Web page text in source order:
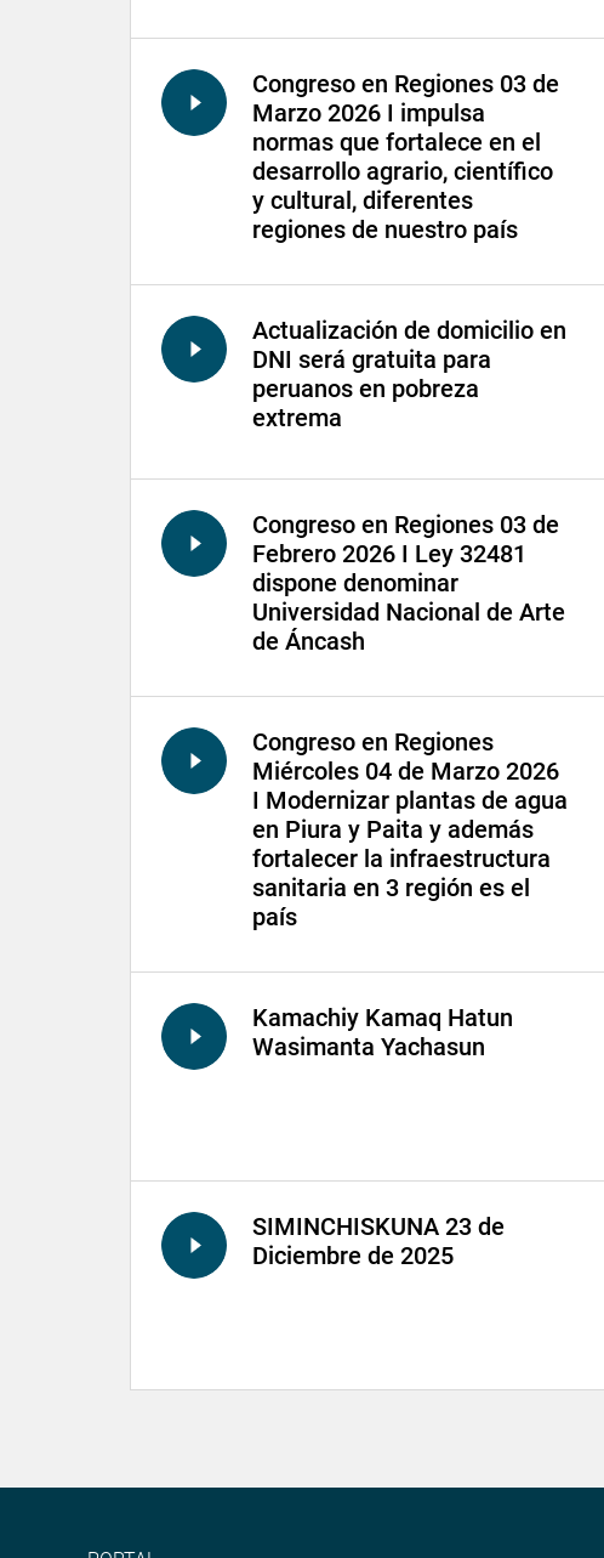
Congreso en Regiones 03 de
Marzo 2026 I impulsa
normas que fortalece en el
desarrollo agrario, científico
y cultural, diferentes
regiones de nuestro país
Actualización de domicilio en
DNI será gratuita para
peruanos en pobreza
extrema
Congreso en Regiones 03 de
Febrero 2026 I Ley 32481
dispone denominar
Universidad Nacional de Arte
de Áncash
Congreso en Regiones
Miércoles 04 de Marzo 2026
I Modernizar plantas de agua
en Piura y Paita y además
fortalecer la infraestructura
sanitaria en 3 región es el
país
Kamachiy Kamaq Hatun
Wasimanta Yachasun
SIMINCHISKUNA 23 de
Diciembre de 2025